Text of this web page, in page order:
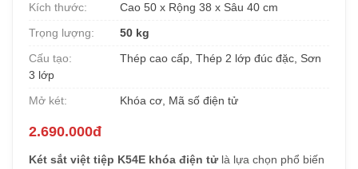
Kích thước:
Cao 50 x Rộng 38 x Sâu 40 cm
Trọng lượng:
50 kg
Cấu tạo:
Thép cao cấp, Thép 2 lớp đúc đặc, Sơn
3 lớp
Mở két:
Khóa cơ, Mã số điện tử
2.690.000đ
Két sắt việt tiệp K54E khóa điện tửlà lựa chọn phổ biến